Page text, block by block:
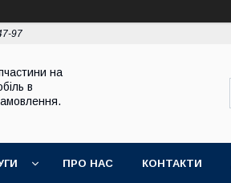
97
на
в
ПРО НАС КОНТАКТИ